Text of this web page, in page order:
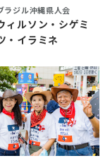
ラジル沖縄県人会
ィルソン・シゲミ
・イラミネ